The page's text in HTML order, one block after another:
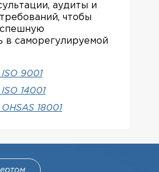
аудиты и
чтобы
в саморегулируемой
9001
14001
18001